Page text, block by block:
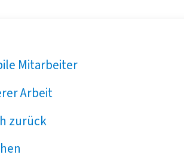
Mitarbeiter
Arbeit
zurück